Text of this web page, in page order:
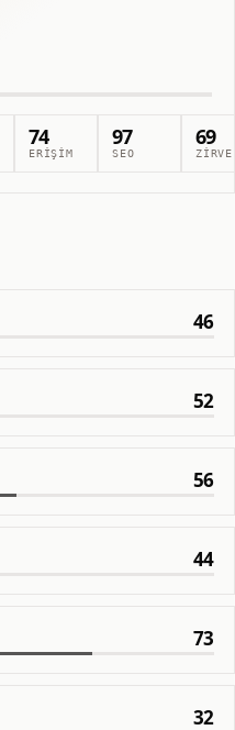
74
ERIŞIM
97
SEO
69
ZIRVE
46
52
56
44
73
32